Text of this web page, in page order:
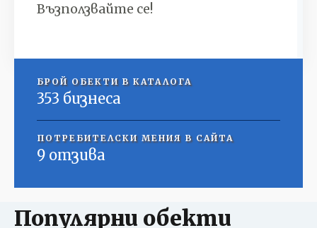
Възползвайте се!
БРОЙ ОБЕКТИ В КАТАЛОГА
353 бизнеса
ПОТРЕБИТЕЛСКИ МЕНИЯ В САЙТА
9 отзива
Популярни обекти